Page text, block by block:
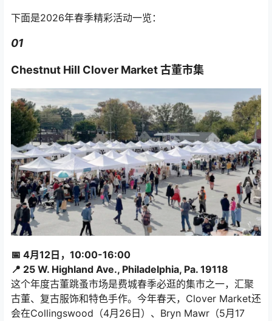
下面是2026年春季精彩活动一览：
01
Chestnut Hill Clover Market 古董市集
📅 4月12日，10:00-16:00
📍 25 W. Highland Ave., Philadelphia, Pa. 19118
这个年度古董跳蚤市场是费城春季必逛的集市之一，汇聚
古董、复古服饰和特色手作。今年春天，Clover Market还
会在Collingswood（4月26日）、Bryn Mawr（5月17